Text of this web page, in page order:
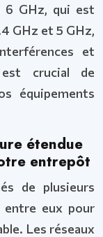
6 GHz, qui est
GHz et 5 GHz,
et
est crucial de
équipements
étendue
entrepôt
de plusieurs
entre eux pour
Les réseaux